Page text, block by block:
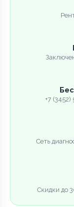
+7
Сеть
Скидки до